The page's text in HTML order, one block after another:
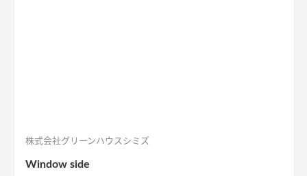
株式会社グリーンハウスシミズ
Window side